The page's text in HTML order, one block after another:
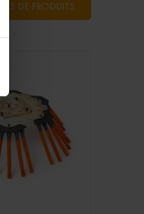
PLUS DE PRODUITS